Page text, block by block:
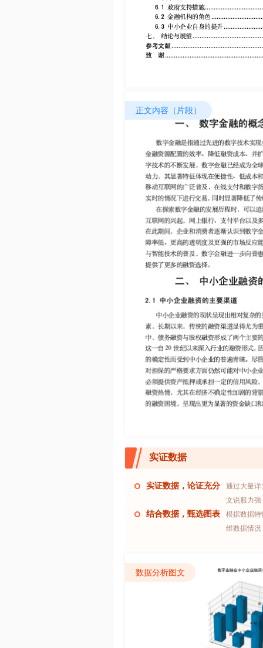
正文内容（片段）
实证数据
实证数据，论证充分
通过大量
文说服力
结合数据，甄选图表
根据数据
维数据情
数据分析图文